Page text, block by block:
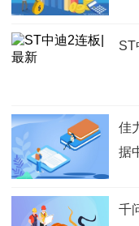
ST
佳
据
千